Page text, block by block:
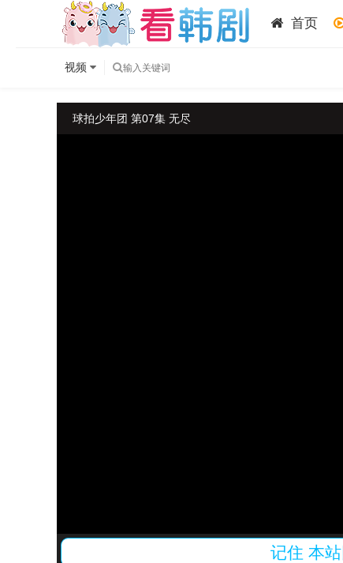
首页
视频
球拍少年团 第07集 无尽
记住 本站